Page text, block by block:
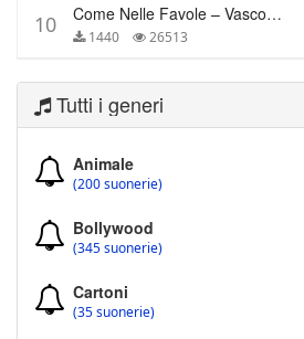
10 Come Nelle Favole – Vasco Rossi
1440 26513
Tutti i generi
Animale
(200 suonerie)
Bollywood
(345 suonerie)
Cartoni
(35 suonerie)